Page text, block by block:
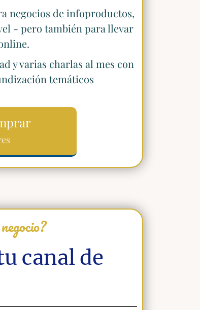
negocios de infoproductos,
- pero también para llevar
y varias charlas al mes con
temáticos
canal de